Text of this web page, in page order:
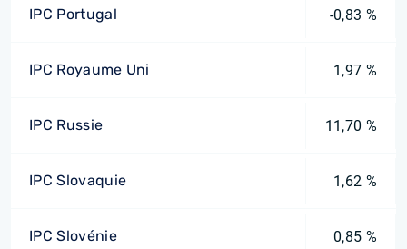
IPC Portugal -0,83 %
IPC Royaume Uni 1,97 %
IPC Russie 11,70 %
IPC Slovaquie 1,62 %
IPC Slovénie 0,85 %